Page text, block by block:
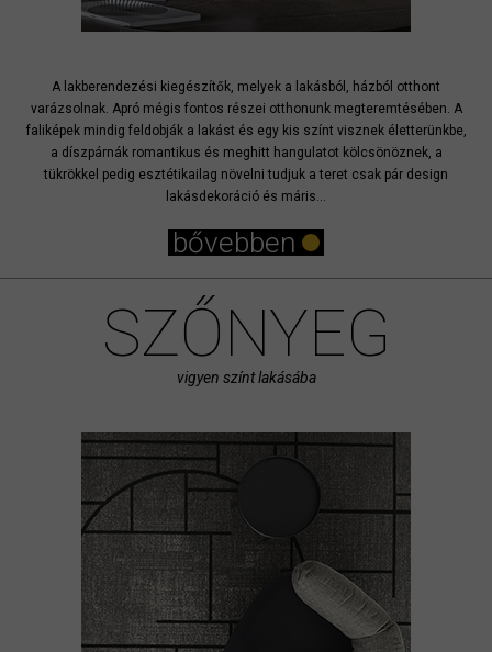
A lakberendezési kiegészítők, melyek a lakásból, házból otthont
varázsolnak. Apró mégis fontos részei otthonunk megteremtésében. A
faliképek mindig feldobják a lakást és egy kis színt visznek életterünkbe,
a díszpárnák romantikus és meghitt hangulatot kölcsönöznek, a
tükrökkel pedig esztétikailag növelni tudjuk a teret csak pár design
lakásdekoráció és máris...
bővebben
SZŐNYEG
vigyen színt lakásába